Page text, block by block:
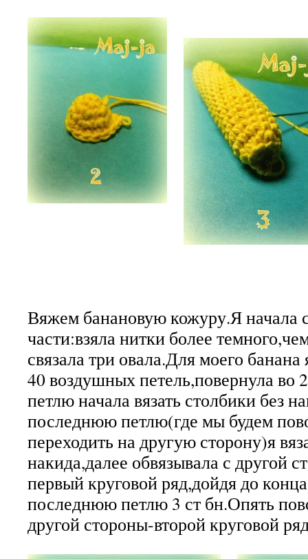
Вяжем банановую кожуру.Я начала
части:взяла нитки более
связала три овала.Для моего
40 воздушных петель,повернула во
петлю начала вязать столбики без
последнюю петлю(где мы будем
переходить на другую сторону)я
накида,далее обвязывала с другой
первый круговой ряд,дойдя до
последнюю петлю 3 ст бн.Опять
другой стороны-второй круговой